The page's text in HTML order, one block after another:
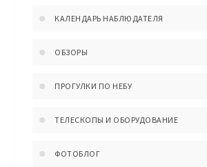
КАЛЕНДАРЬ НАБЛЮДАТЕЛЯ
ОБЗОРЫ
ПРОГУЛКИ ПО НЕБУ
ТЕЛЕСКОПЫ И ОБОРУДОВАНИЕ
ФОТОБЛОГ